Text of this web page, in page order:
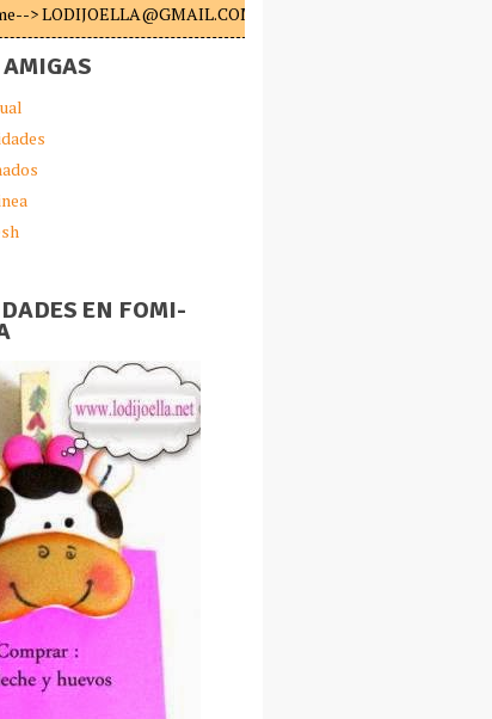
> LODIJOELLA@GMAIL.COM
EN FOMI-